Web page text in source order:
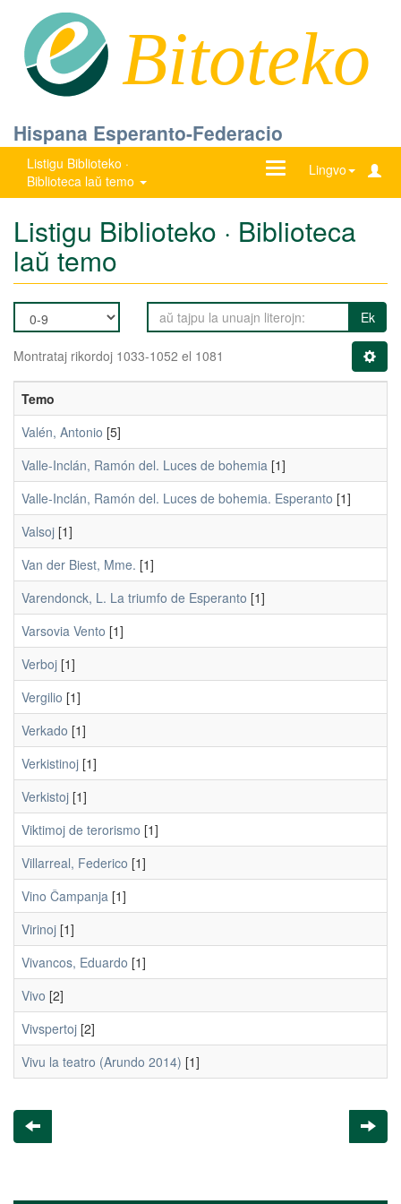
Bitoteko
Hispana Esperanto-Federacio
Listigu Biblioteko ·
Biblioteca laŭ temo
Lingvo
Ŝanĝu
Listigu Biblioteko · Biblioteca
laŭ temo
Ek
Montrataj rikordoj 1033-1052 el 1081
Temo
Valén, Antonio [5]
Valle-Inclán, Ramón del. Luces de bohemia [1]
Valle-Inclán, Ramón del. Luces de bohemia. Esperanto [1]
Valsoj [1]
Van der Biest, Mme. [1]
Varendonck, L. La triumfo de Esperanto [1]
Varsovia Vento [1]
Verboj [1]
Vergilio [1]
Verkado [1]
Verkistinoj [1]
Verkistoj [1]
Viktimoj de terorismo [1]
Villarreal, Federico [1]
Vino Ĉampanja [1]
Virinoj [1]
Vivancos, Eduardo [1]
Vivo [2]
Vivspertoj [2]
Vivu la teatro (Arundo 2014) [1]